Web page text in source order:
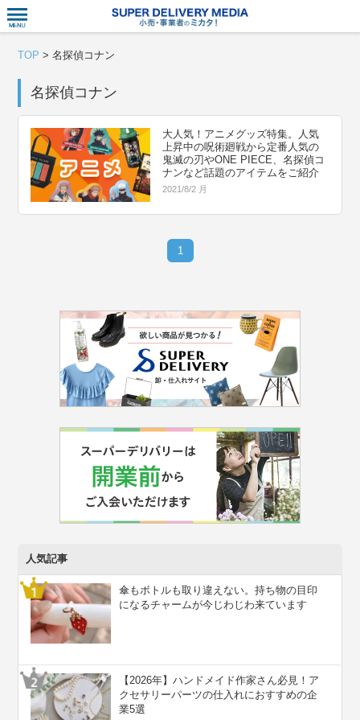
TOP >名探偵コナン
名探偵コナン
大人気！アニメグッズ特集。人気
上昇中の呪術廻戦から定番人気の
鬼滅の刃やONE PIECE、名探偵コ
ナンなど話題のアイテムをご紹介
2021/8/2 月
1
人気記事
傘もボトルも取り違えない。持ち物の目印
になるチャームが今じわじわ来ています
【2026年】ハンドメイド作家さん必見！ア
クセサリーパーツの仕入れにおすすめの企
業5選